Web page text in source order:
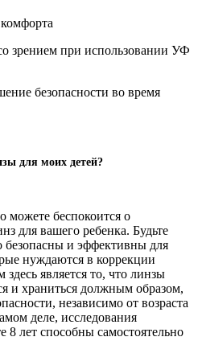
зрением при использовании УФ
безопасности во время
для моих детей?
можете беспокоится о
для вашего ребенка. Будьте
безопасны и эффективны для
нуждаются в коррекции
является то, что линзы
и храниться должным образом,
независимо от возраста
деле, исследования
8 лет способны самостоятельно